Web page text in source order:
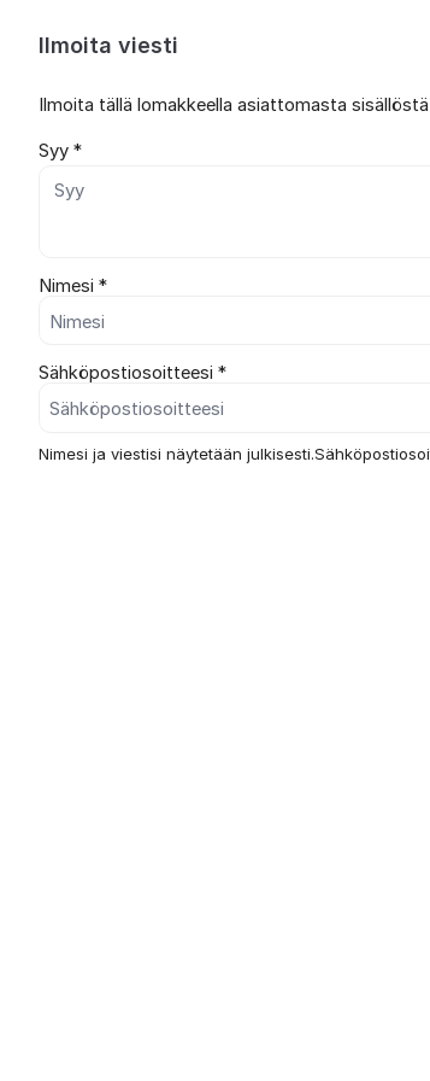
Ilmoita viesti
Ilmoita tällä lomakkeella asiattomasta
Syy *
Nimesi *
Sähköpostiosoitteesi *
Nimesi ja viestisi näytetään